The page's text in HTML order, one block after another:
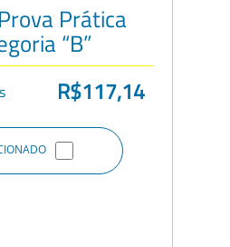
Prática
“B”
R$117,14